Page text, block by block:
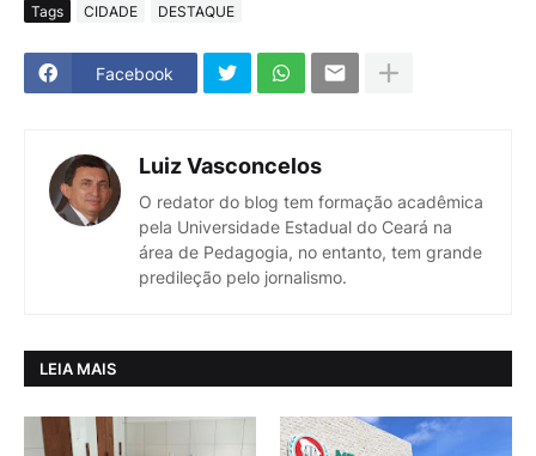
Tags CIDADE DESTAQUE
Facebook
Luiz Vasconcelos
O redator do blog tem formação acadêmica
pela Universidade Estadual do Ceará na
área de Pedagogia, no entanto, tem grande
predileção pelo jornalismo.
LEIA MAIS